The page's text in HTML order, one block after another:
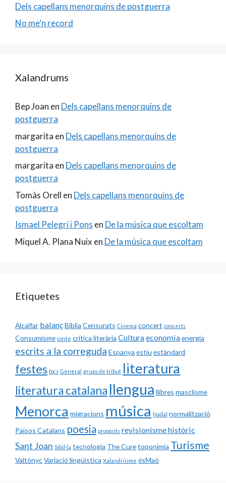
Dels capellans menorquins de postguerra
No me’n record
Xalandrums
Bep Joan en Dels capellans menorquins de
postguerra
margarita en Dels capellans menorquins de
postguerra
margarita en Dels capellans menorquins de
postguerra
Tomàs Orell en Dels capellans menorquins de
postguerra
Ismael Pelegrí i Pons en De la música que escoltam
Miquel A. Plana Nuix en De la música que escoltam
Etiquetes
Alcalfar balançBiblia Censurats Cinema concert concerts
Consumisme conte crítica literària Culturaeconomiaenergia
escrits a la correguda Espanya estiu estàndard
festes focs General grups de tribut literatura
literatura catalana llengua llibres masclisme
Menorca migracions música Nadal normalització
Països Catalans poesia propòsits revisionisme històric
Sant Joan Sibil·la tecnologia The Curetoponímia Turisme
ValtònycVariació lingüística Xalandriisme ésMaó